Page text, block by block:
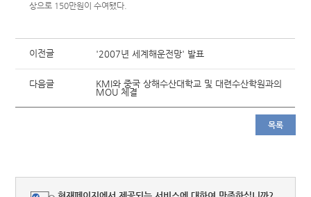
상으로 150만원이 수여됐다.
이전글 '2007년 세계해운전망' 발표
다음글
KMI와 중국 상해수산대학교 및 대련수산학원과의
MOU 체결
목록